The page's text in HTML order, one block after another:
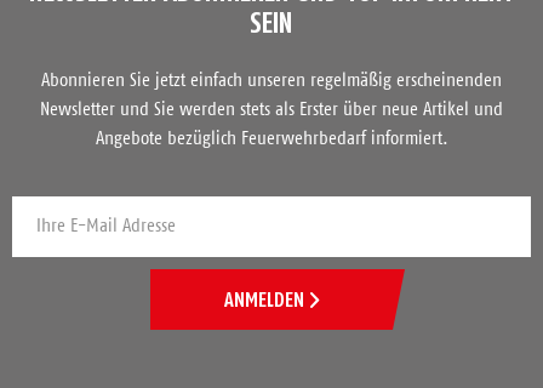
SEIN
Abonnieren Sie jetzt einfach unseren regelmäßig erscheinenden
Newsletter und Sie werden stets als Erster über neue Artikel und
Angebote bezüglich Feuerwehrbedarf informiert.
ANMELDEN